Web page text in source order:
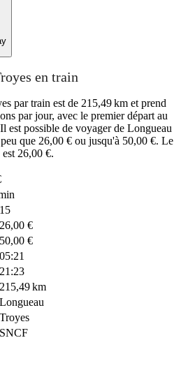
en train
par train est de 215,49 km et prend
par jour, avec le premier départ au
est possible de voyager de Longueau
que 26,00 € ou jusqu'à 50,00 €. Le
26,00 €.
15
26,00 €
50,00 €
05:21
21:23
215,49 km
Longueau
Troyes
SNCF